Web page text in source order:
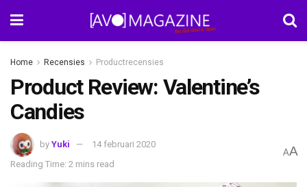
Home Recensies Productrecensies
Product Review: Valentine’s
Candies
by Yuki
14 februari 2020
Reading Time: 2 mins read
AA